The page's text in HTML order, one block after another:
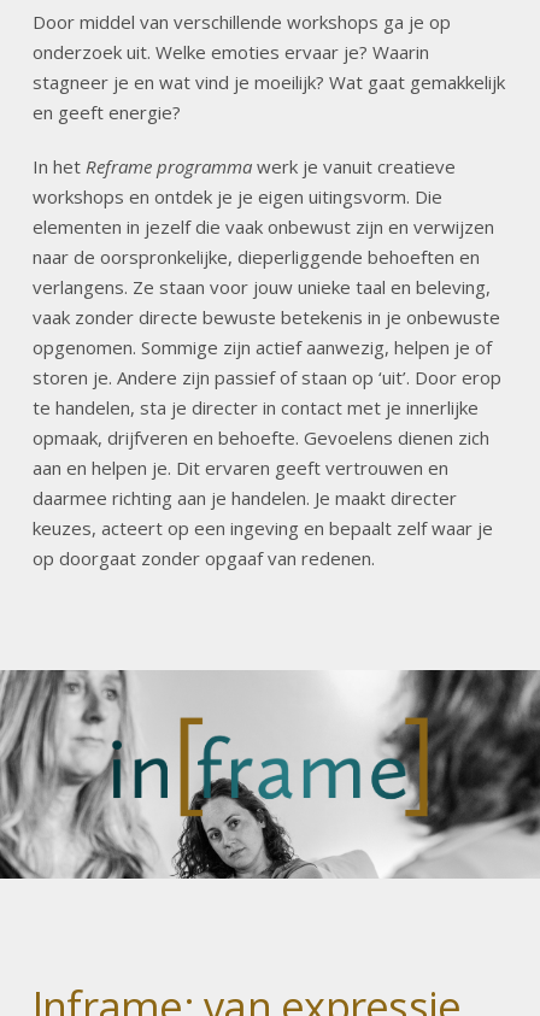
Door middel van verschillende workshops ga je op
onderzoek uit. Welke emoties ervaar je? Waarin
stagneer je en wat vind je moeilijk? Wat gaat gemakkelijk
en geeft energie?
In het Reframe programma werk je vanuit creatieve
workshops en ontdek je je eigen uitingsvorm. Die
elementen in jezelf die vaak onbewust zijn en verwijzen
naar de oorspronkelijke, dieperliggende behoeften en
verlangens. Ze staan voor jouw unieke taal en beleving,
vaak zonder directe bewuste betekenis in je onbewuste
opgenomen. Sommige zijn actief aanwezig, helpen je of
storen je. Andere zijn passief of staan op ‘uit’. Door erop
te handelen, sta je directer in contact met je innerlijke
opmaak, drijfveren en behoefte. Gevoelens dienen zich
aan en helpen je. Dit ervaren geeft vertrouwen en
daarmee richting aan je handelen. Je maakt directer
keuzes, acteert op een ingeving en bepaalt zelf waar je
op doorgaat zonder opgaaf van redenen.